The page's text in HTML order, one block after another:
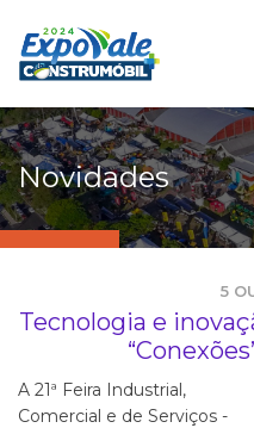
Novidades
5
Tecnologia e
A 21ª Feira Industrial,
Comercial e de Serviços -